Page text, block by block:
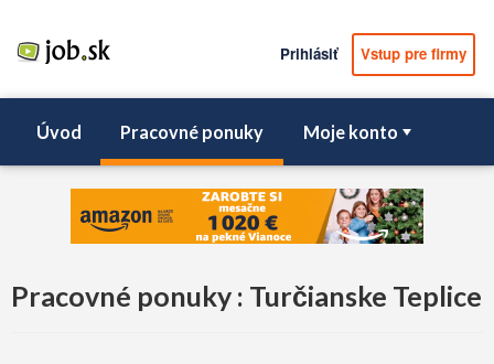
Prihlásiť Vstup pre firmy
Úvod Pracovné ponuky Moje konto
Pracovné ponuky : Turčianske Teplice